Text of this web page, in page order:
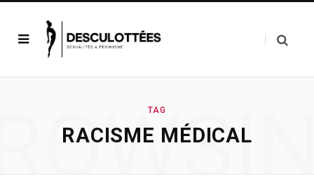
TAG
RACISME MÉDICAL